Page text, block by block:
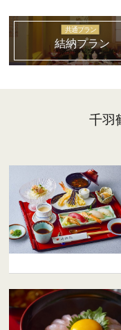
共通プラン
結納プラン
千羽